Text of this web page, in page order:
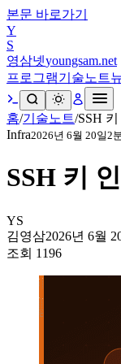
본문 바로가기
Y
S
영삼넷youngsam.net
프로그램기술노트
홈/기술노트/SSH
Infra2026년 6월 20일2
SSH 키
YS
김영삼2026년 6월
조회 1196